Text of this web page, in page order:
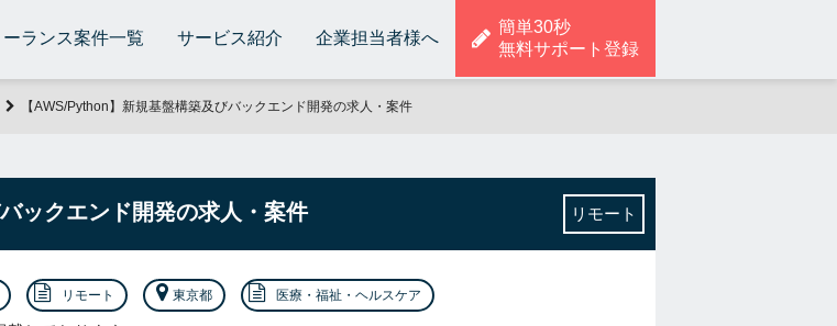
ーランス案件一覧 サービス紹介 企業担当者様へ
簡単30秒
無料サポート登録
【AWS/Python】新規基盤構築及びバックエンド開発の求人・案件
ックエンド開発の求人・案件 リモート
リモート 東京都 医療・福祉・ヘルスケア